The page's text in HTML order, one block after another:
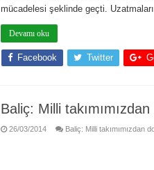
mücadelesi şeklinde geçti.
Devamı oku
Facebook Twitter
Baliç: Milli
26/03/2014 Baliç: Milli takımımızdan